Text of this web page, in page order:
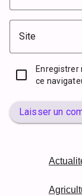
Site
Enregistrer
ce
Laisser un